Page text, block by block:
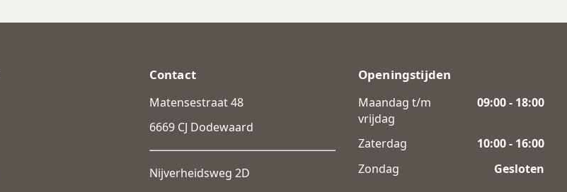
Contact
Matensestraat 48
6669 CJ Dodewaard
Nijverheidsweg 2D
Openingstijden
Maandag t/m
vrijdag
09:00 - 18:00
Zaterdag
10:00 - 16:00
Zondag
Gesloten